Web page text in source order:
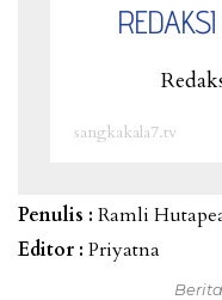
sangkakala7.tv
Penulis : Ramli
Editor : Priyatna